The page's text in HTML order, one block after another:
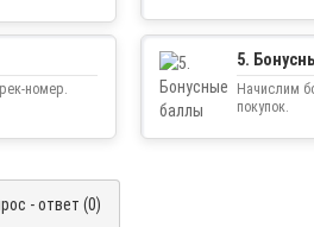
номер.
5.
Начислим
покупок.
- ответ (0)